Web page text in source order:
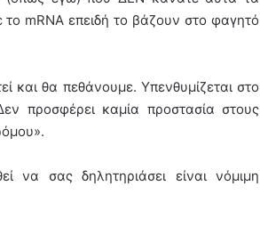
mRNA επειδή το βάζουν στο φαγητό
και θα πεθάνουμε. Υπενθυμίζεται στο
προσφέρει καμία προστασία στους
σας δηλητηριάσει είναι νόμιμη